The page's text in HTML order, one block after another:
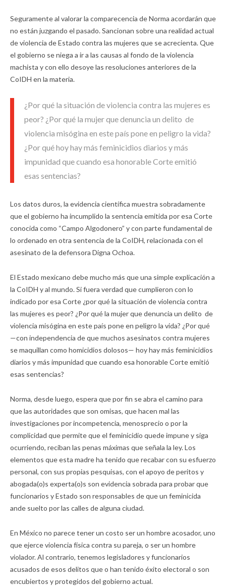
Seguramente al valorar la comparecencia de Norma acordarán que
no están juzgando el pasado. Sancionan sobre una realidad actual
de violencia de Estado contra las mujeres que se acrecienta. Que
el gobierno se niega a ir a las causas al fondo de la violencia
machista y con ello desoye las resoluciones anteriores de la
CoIDH en la materia.
¿Por qué la situación de violencia contra las mujeres es
peor? ¿Por qué la mujer que denuncia un delito de
violencia misógina en este país pone en peligro la vida?
¿Por qué hoy hay más feminicidios diarios y más
impunidad que cuando esa honorable Corte emitió
esas sentencias?
Los datos duros, la evidencia científica muestra sobradamente
que el gobierno ha incumplido la sentencia emitida por esa Corte
conocida como “Campo Algodonero” y con parte fundamental de
lo ordenado en otra sentencia de la CoIDH, relacionada con el
asesinato de la defensora Digna Ochoa.
El Estado mexicano debe mucho más que una simple explicación a
la CoIDH y al mundo. Si fuera verdad que cumplieron con lo
indicado por esa Corte ¿por qué la situación de violencia contra
las mujeres es peor? ¿Por qué la mujer que denuncia un delito de
violencia misógina en este país pone en peligro la vida? ¿Por qué
—con independencia de que muchos asesinatos contra mujeres
se maquillan como homicidios dolosos— hoy hay más feminicidios
diarios y más impunidad que cuando esa honorable Corte emitió
esas sentencias?
Norma, desde luego, espera que por fin se abra el camino para
que las autoridades que son omisas, que hacen mal las
investigaciones por incompetencia, menosprecio o por la
complicidad que permite que el feminicidio quede impune y siga
ocurriendo, reciban las penas máximas que señala la ley. Los
elementos que esta madre ha tenido que recabar con su esfuerzo
personal, con sus propias pesquisas, con el apoyo de peritos y
abogada(o)s experta(o)s son evidencia sobrada para probar que
funcionarios y Estado son responsables de que un feminicida
ande suelto por las calles de alguna ciudad.
En México no parece tener un costo ser un hombre acosador, uno
que ejerce violencia física contra su pareja, o ser un hombre
violador. Al contrario, tenemos legisladores y funcionarios
acusados de esos delitos que o han tenido éxito electoral o son
encubiertos y protegidos del gobierno actual.